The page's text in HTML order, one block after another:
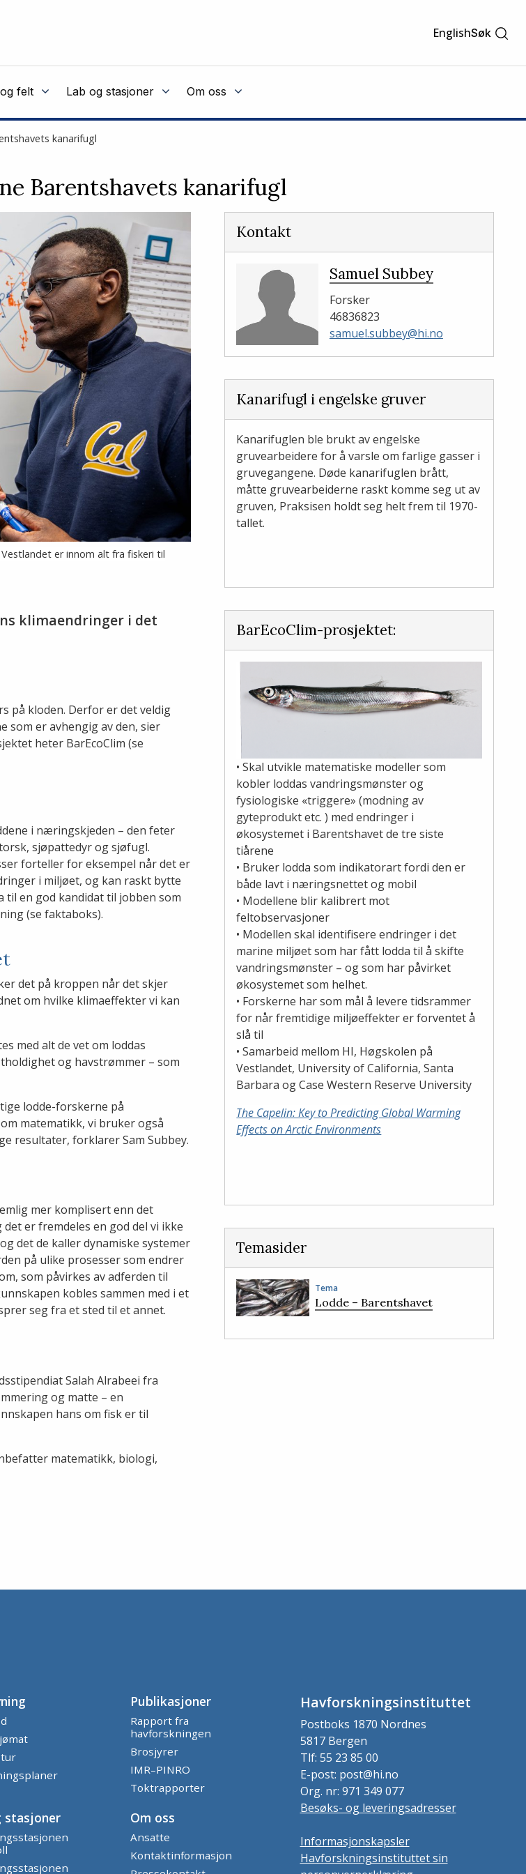
EnglishSøk
felt Lab og stasjoner Om oss
kanarifugl
Barentshavets kanarifugl
er innom alt fra fiskeri til
klimaendringer i det
på kloden. Derfor er det veldig
som er avhengig av den, sier
heter BarEcoClim (se
i næringskjeden – den feter
sjøpattedyr og sjøfugl.
forteller for eksempel når det er
i miljøet, og kan raskt bytte
til en god kandidat til jobben som
(se faktaboks).
det på kroppen når det skjer
om hvilke klimaeffekter vi kan
med alt de vet om loddas
og havstrømmer – som
lodde-forskerne på
matematikk, vi bruker også
resultater, forklarer Sam Subbey.
mer komplisert enn det
er fremdeles en god del vi ikke
det de kaller dynamiske systemer
på ulike prosesser som endrer
som påvirkes av adferden til
kobles sammen med i et
seg fra et sted til et annet.
Salah Alrabeei fra
og matte – en
hans om fisk er til
matematikk, biologi,
Kontakt
Samuel Subbey
Forsker
46836823
samuel.subbey@hi.no
Kanarifugl i engelske gruver
Kanarifuglen ble brukt av engelske
gruvearbeidere for å varsle om farlige gasser i
gruvegangene. Døde kanarifuglen brått,
måtte gruvearbeiderne raskt komme seg ut av
gruven, Praksisen holdt seg helt frem til 1970-
tallet.
BarEcoClim-prosjektet:
• Skal utvikle matematiske modeller som
kobler loddas vandringsmønster og
fysiologiske «triggere» (modning av
gyteprodukt etc. ) med endringer i
økosystemet i Barentshavet de tre siste
tiårene
• Bruker lodda som indikatorart fordi den er
både lavt i næringsnettet og mobil
• Modellene blir kalibrert mot
feltobservasjoner
• Modellen skal identifisere endringer i det
marine miljøet som har fått lodda til å skifte
vandringsmønster – og som har påvirket
økosystemet som helhet.
• Forskerne har som mål å levere tidsrammer
for når fremtidige miljøeffekter er forventet å
slå til
• Samarbeid mellom HI, Høgskolen på
Vestlandet, University of California, Santa
Barbara og Case Western Reserve University
The Capelin: Key to Predicting Global Warming
Effects on Arctic Environments
Temasider
Tema
Lodde – Barentshavet
Publikasjoner
Rapport fra
havforskningen
Brosjyrer
IMR–PINRO
Toktrapporter
stasjoner Om oss
Ansatte
Kontaktinformasjon
Havforskningsinstituttet
Postboks 1870 Nordnes
5817 Bergen
Tlf: 55 23 85 00
E-post: post@hi.no
Org. nr: 971 349 077
Besøks- og leveringsadresser
Informasjonskapsler
Havforskningsinstituttet sin